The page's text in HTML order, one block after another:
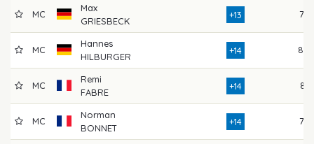
MC
Max
GRIESBECK
+13 77
MC
Hannes
HILBURGER
+14 80
MC
Remi
FABRE
+14 81
MC
Norman
BONNET
+14 76